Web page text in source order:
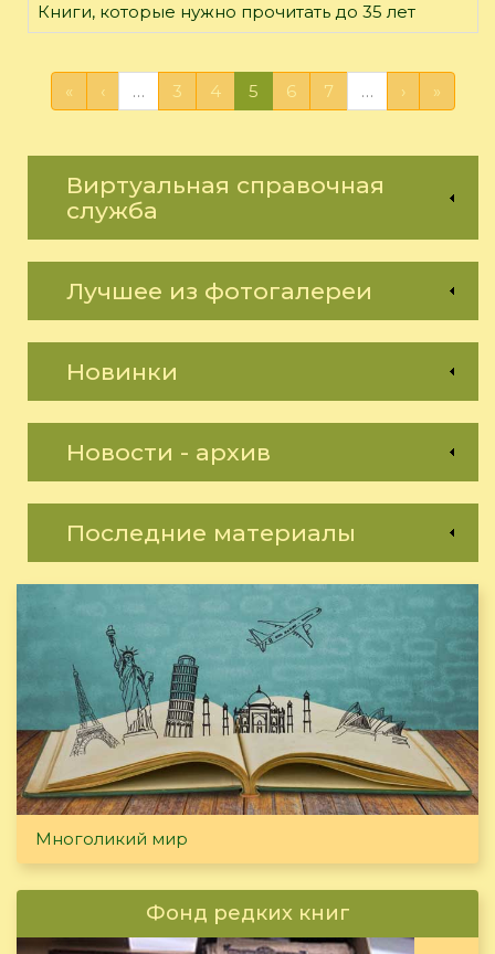
Книги, которые нужно прочитать до 35 лет
« ‹ … 3 4 5 6 7 … › »
Виртуальная справочная
служба
Лучшее из фотогалереи
Новинки
Новости - архив
Последние материалы
Многоликий мир
Фонд редких книг